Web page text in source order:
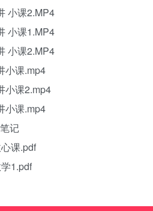
小课2.MP4
小课1.MP4
小课2.MP4
小课.mp4
小课2.mp4
小课.mp4
记
课.pdf
1.pdf